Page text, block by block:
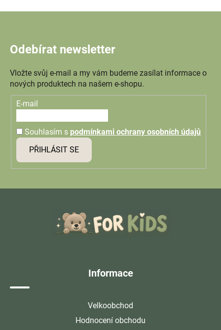
Odebírat newsletter
Vložte svůj e-mail a my vám budeme zasílat informace o
nových produktech na našem e-shopu.
E-mail
Souhlasím s podmínkami ochrany osobních údajů
PŘIHLÁSIT SE
Informace
Velkoobchod
Hodnocení obchodu